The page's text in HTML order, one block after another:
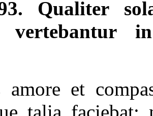
Qualiter
vertebantur
amore et